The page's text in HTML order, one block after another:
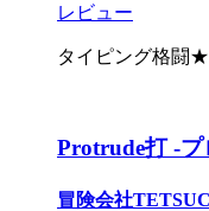
レビュー
タイピング格
Protrude打 -
冒険会社